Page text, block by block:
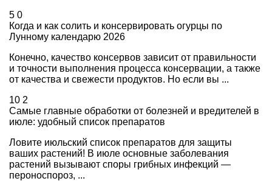
5 0
Когда и как солить и консервировать огурцы по
Лунному календарю 2026
Конечно, качество консервов зависит от правильности
и точности выполнения процесса консервации, а также
от качества и свежести продуктов. Но если вы ...
10 2
Самые главные обработки от болезней и вредителей в
июле: удобный список препаратов
Ловите июльский список препаратов для защиты
ваших растений! В июле основные заболевания
растений вызывают споры грибных инфекций —
пероноспороз, ...